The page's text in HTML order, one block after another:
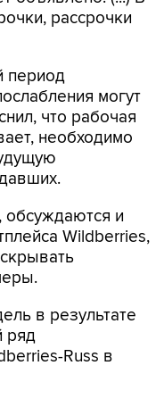
что рабочая
необходимо
и
в результате
Russ в
Новак и